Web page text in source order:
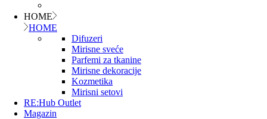
HOME
HOME
Difuzeri
Mirisne sveće
Parfemi za tkanine
Mirisne dekoracije
Kozmetika
Mirisni setovi
RE:Hub Outlet
Magazin